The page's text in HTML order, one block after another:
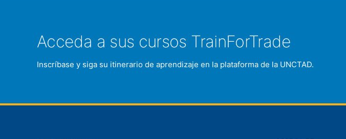
Acceda a sus cursos TrainForTrade
Inscríbase y siga su itinerario de aprendizaje en la plataforma de la UNCTAD.